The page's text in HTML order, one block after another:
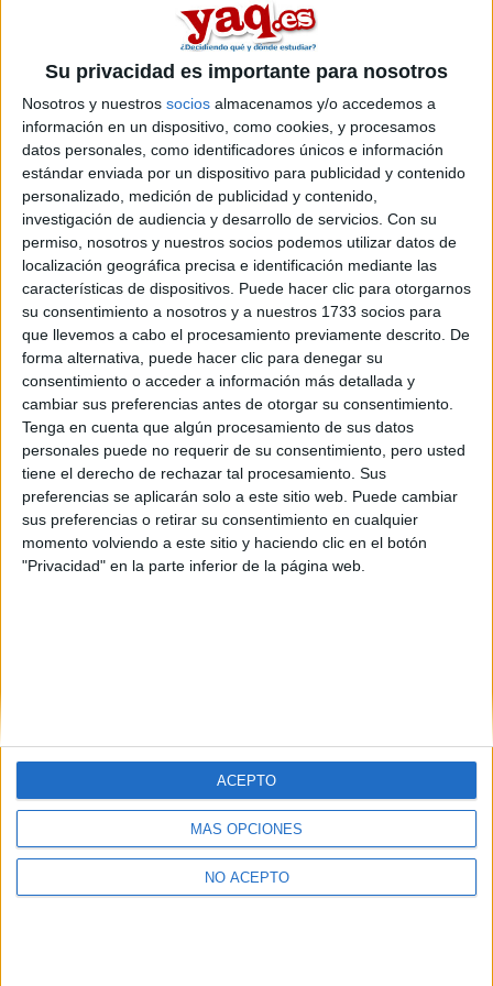
Su privacidad es importante para nosotros
Nosotros y nuestros socios almacenamos y/o accedemos a
información en un dispositivo, como cookies, y procesamos
datos personales, como identificadores únicos e información
estándar enviada por un dispositivo para publicidad y contenido
personalizado, medición de publicidad y contenido,
investigación de audiencia y desarrollo de servicios. Con su
permiso, nosotros y nuestros socios podemos utilizar datos de
localización geográfica precisa e identificación mediante las
características de dispositivos. Puede hacer clic para otorgarnos
su consentimiento a nosotros y a nuestros 1733 socios para
que llevemos a cabo el procesamiento previamente descrito. De
forma alternativa, puede hacer clic para denegar su
consentimiento o acceder a información más detallada y
cambiar sus preferencias antes de otorgar su consentimiento.
Tenga en cuenta que algún procesamiento de sus datos
personales puede no requerir de su consentimiento, pero usted
tiene el derecho de rechazar tal procesamiento. Sus
preferencias se aplicarán solo a este sitio web. Puede cambiar
sus preferencias o retirar su consentimiento en cualquier
momento volviendo a este sitio y haciendo clic en el botón
"Privacidad" en la parte inferior de la página web.
MÁS OPCIONES
NO ACEPTO
ACEPTO
MUY BUENAS Y QUERRÍA QUE LA GENTE QUE HA
TRABAJADO CON ELLA ME COMENTE QUE TAL.
UN SALUUUUDO
Inicio
Etiquetas: La universidad - un mundo
Quiénes somos|Contactar|Anúnciate
Politica de privacidad|Condiciones generales
de cookies
Compás Mediterráneo S.L.
Madrid [ESPAÑA] - Tel. +34 91 593 2767